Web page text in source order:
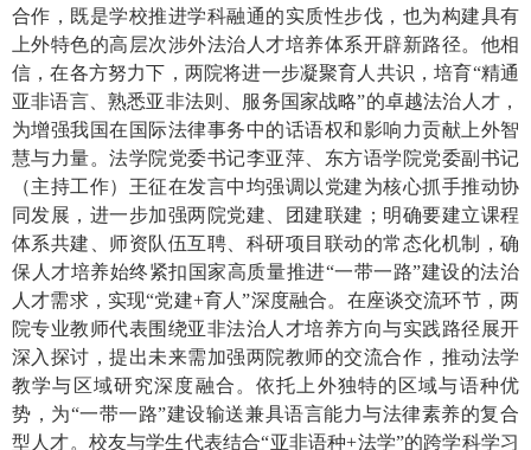
合作，既是学校推进学科融通的实质性步伐，也为构建具有
上外特色的高层次涉外法治人才培养体系开辟新路径。他相
信，在各方努力下，两院将进一步凝聚育人共识，培育“精通
亚非语言、熟悉亚非法则、服务国家战略”的卓越法治人才，
为增强我国在国际法律事务中的话语权和影响力贡献上外智
慧与力量。法学院党委书记李亚萍、东方语学院党委副书记
（主持工作）王征在发言中均强调以党建为核心抓手推动协
同发展，进一步加强两院党建、团建联建；明确要建立课程
体系共建、师资队伍互聘、科研项目联动的常态化机制，确
保人才培养始终紧扣国家高质量推进“一带一路”建设的法治
人才需求，实现“党建+育人”深度融合。在座谈交流环节，两
院专业教师代表围绕亚非法治人才培养方向与实践路径展开
深入探讨，提出未来需加强两院教师的交流合作，推动法学
教学与区域研究深度融合。依托上外独特的区域与语种优
势，为“一带一路”建设输送兼具语言能力与法律素养的复合
型人才。校友与学生代表结合“亚非语种+法学”的跨学科学习